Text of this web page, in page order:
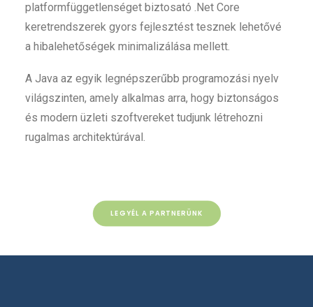
platformfüggetlenséget biztosató .Net Core
keretrendszerek gyors fejlesztést tesznek lehetővé
a hibalehetőségek minimalizálása mellett.
A Java az egyik legnépszerűbb programozási nyelv
világszinten, amely alkalmas arra, hogy biztonságos
és modern üzleti szoftvereket tudjunk létrehozni
rugalmas architektúrával.
LEGYÉL A PARTNERÜNK